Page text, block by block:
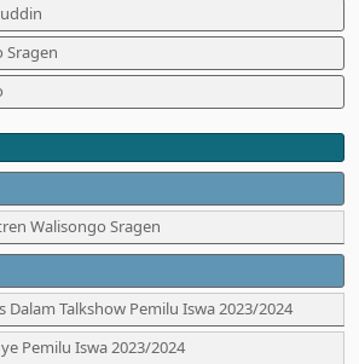
Sragen
Walisongo Sragen
Dalam Talkshow Pemilu Iswa 2023/2024
Pemilu Iswa 2023/2024